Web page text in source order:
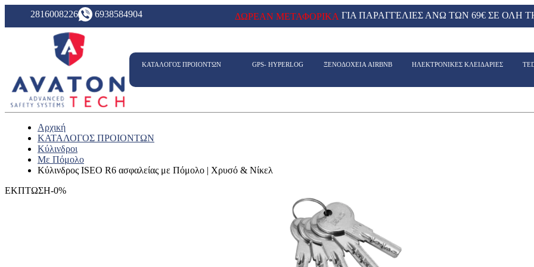
2816008226 6938584904 ΔΩΡΕΑΝ ΜΕΤΑΦΟΡΙΚΑ ΓΙΑ ΠΑΡΑΓΓΕΛΙΕΣ ΑΝΩ ΤΩΝ 69€ ΣΕ ΟΛΗ
ΚΑΤΑΛΟΓΟΣ ΠΡΟΙΟΝΤΩΝ GPS- HYPERLOG ΞΕΝΟΔΟΧΕΙΑ AIRBNB ΗΛΕΚΤΡΟΝΙΚΕΣ ΚΛΕΙΔΑΡΙΕΣ
Αρχική
ΚΑΤΑΛΟΓΟΣ ΠΡΟΙΟΝΤΩΝ
Κύλινδροι
Με Πόμολο
Κύλινδρος ISEO R6 ασφαλείας με Πόμολο | Χρυσό & Νίκελ
ΕΚΠΤΩΣΗ-0%